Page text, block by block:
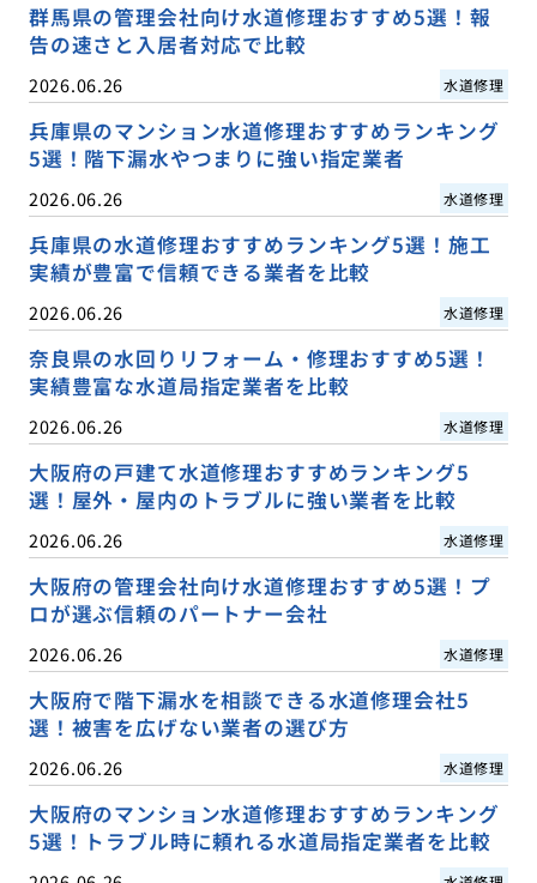
群馬県の管理会社向け水道修理おすすめ5選！報
告の速さと入居者対応で比較
2026.06.26 水道修理
兵庫県のマンション水道修理おすすめランキング
5選！階下漏水やつまりに強い指定業者
2026.06.26 水道修理
兵庫県の水道修理おすすめランキング5選！施工
実績が豊富で信頼できる業者を比較
2026.06.26 水道修理
奈良県の水回りリフォーム・修理おすすめ5選！
実績豊富な水道局指定業者を比較
2026.06.26 水道修理
大阪府の戸建て水道修理おすすめランキング5
選！屋外・屋内のトラブルに強い業者を比較
2026.06.26 水道修理
大阪府の管理会社向け水道修理おすすめ5選！プ
ロが選ぶ信頼のパートナー会社
2026.06.26 水道修理
大阪府で階下漏水を相談できる水道修理会社5
選！被害を広げない業者の選び方
2026.06.26 水道修理
大阪府のマンション水道修理おすすめランキング
5選！トラブル時に頼れる水道局指定業者を比較